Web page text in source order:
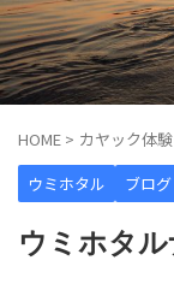
HOME > カヤック体験
ウミホタル
ブログ
ウミホタ